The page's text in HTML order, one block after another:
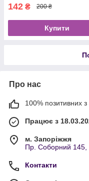
142 ₴ 200 ₴
Купити
Про нас
100% позитивних з
Працює з
м. Запоріжжя
Пр. Соборний 145,
Контакти